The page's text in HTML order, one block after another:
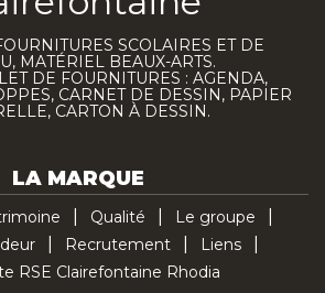
SCOLAIRES ET DE
MATÉRIEL BEAUX-ARTS.
DE FOURNITURES : AGENDA,
CARNET DE DESSIN, PAPIER
CARTON À DESSIN.
LA MARQUE
Qualité
Le groupe
Recrutement
Liens
RSE Clairefontaine Rhodia